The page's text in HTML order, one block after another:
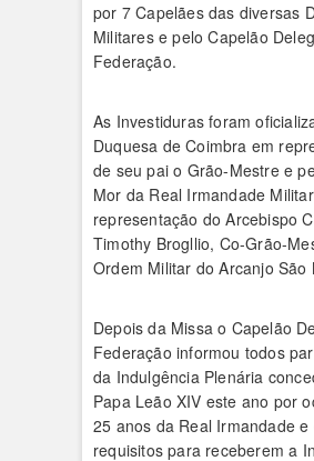
por 7 Capelães das diversas
Militares e pelo Capelão
Federação.
As Investiduras foram
Duquesa de Coimbra em
de seu pai o Grão-Mestre e
Mor da Real Irmandade
representação do Arcebispo
Timothy Brogllio, Co-Grão-
Ordem Militar do Arcanjo São
Depois da Missa o Capelão
Federação informou todos
da Indulgência Plenária
Papa Leão XIV este ano por
25 anos da Real Irmandade e
requisitos para receberem a